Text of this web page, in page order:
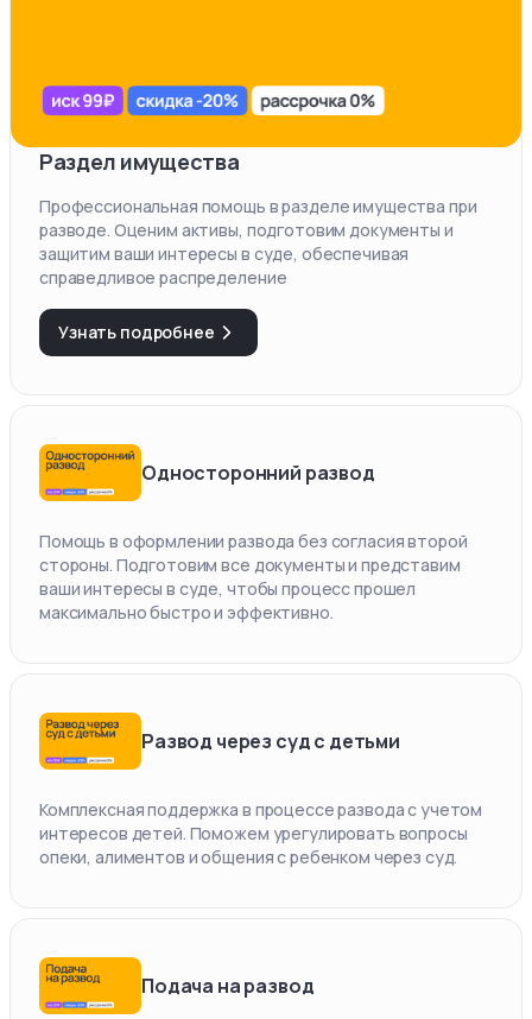
Раздел имущества
Профессиональная помощь в разделе имущества при
разводе. Оценим активы, подготовим документы и
защитим ваши интересы в суде, обеспечивая
справедливое распределение
Узнать подробнее
Односторонний развод
Помощь в оформлении развода без согласия второй
стороны. Подготовим все документы и представим
ваши интересы в суде, чтобы процесс прошел
максимально быстро и эффективно.
Развод через суд с детьми
Комплексная поддержка в процессе развода с учетом
интересов детей. Поможем урегулировать вопросы
опеки, алиментов и общения с ребенком через суд.
Подача на развод